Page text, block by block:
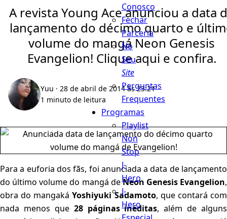
Conosco
Fechar
Parceria
No
Seu
Site
Perguntas
Frequentes
Programas
Playlist
Non
Stop
J-
Hero
J-
Hero
A revista Young Ace anunciou a data
lançamento do décimo quarto e
volume do mangá Neon Genesis
Evangelion! Clique aqui e confira.
Yuu · 28 de abril de 2014 às 23:21
1 minuto de leitura
Para a euforia dos fãs, foi anunciada a data de lançamento
do último volume do mangá deNeon Genesis Evangelion,
obra do mangakáYoshiyuki Sadamoto, que contará com
nada menos que 28 páginas inéditas, além de alguns